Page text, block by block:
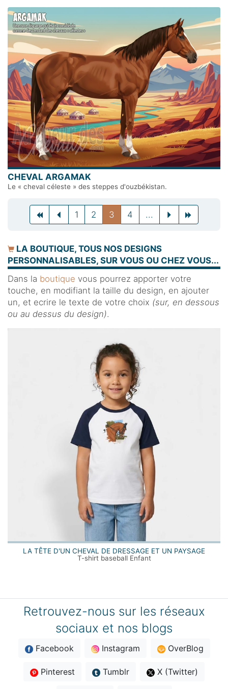
CHEVAL ARGAMAK
Le « cheval céleste » des steppes d'ouzbékistan.
PreviousPrevious
1 2 3 (current)
4 ... Previous
Next
LA BOUTIQUE, TOUS NOS DESIGNS
PERSONNALISABLES, SUR VOUS OU CHEZ VOUS...
Dans la boutique vous pourrez apporter votre
touche, en modifiant la taille du design, en ajouter
un, et ecrire le texte de votre choix (sur, en dessous
ou au dessus du design).
LA TÊTE D'UN CHEVAL DE DRESSAGE ET UN PAYSAGE
T-shirt baseball Enfant
Retrouvez-nous sur les réseaux
sociaux et nos blogs
Facebook Instagram OverBlog
Pinterest Tumblr X (Twitter)